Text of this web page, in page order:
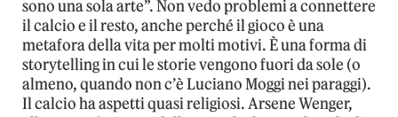
sono una sola arte”. Non vedo problemi a connettere
il calcio e il resto, anche perché il gioco è una
metafora della vita per molti motivi. È una forma di
storytelling in cui le storie vengono fuori da sole (o
almeno, quando non c’è Luciano Moggi nei paraggi).
Il calcio ha aspetti quasi religiosi. Arsene Wenger,